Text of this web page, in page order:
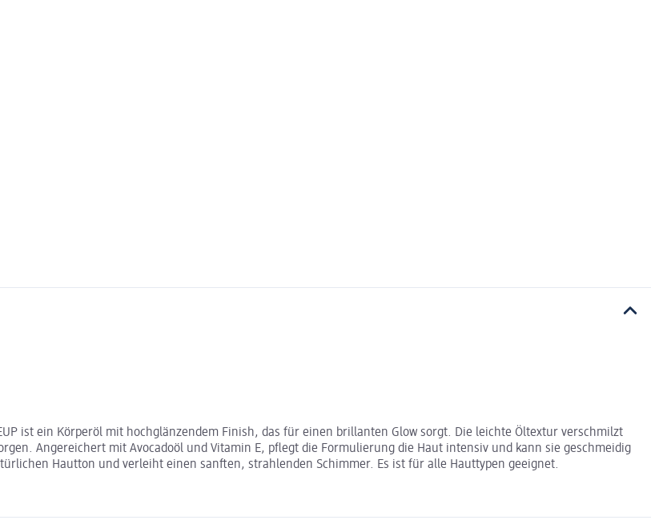
ist ein Körperöl mit hochglänzendem Finish, das für einen brillanten Glow sorgt. Die leichte Öltextur verschmilzt
Angereichert mit Avocadoöl und Vitamin E, pflegt die Formulierung die Haut intensiv und kann sie geschmeidig
Hautton und verleiht einen sanften, strahlenden Schimmer. Es ist für alle Hauttypen geeignet.